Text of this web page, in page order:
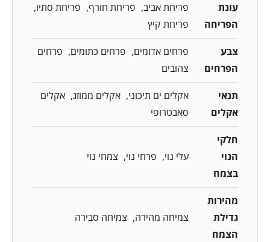
עונת
הפריחה
פריחת אביב פריחת חורף
פריחת סתיו
פריחת קיץ
צבע
הפרחים
פרחים אדומים פרחים כתומים
פרחים
צהובים
תנאי
אקלים
אקלים ים תיכוני אקלים ממוזג אקלים
סאבטרופי
חלקי
הנוי
בצמח
עלי נוי פרחי נוי צמחי נוי
מהירות
גדילת
הצמח
צמיחה מהירה צמיחה סבירה